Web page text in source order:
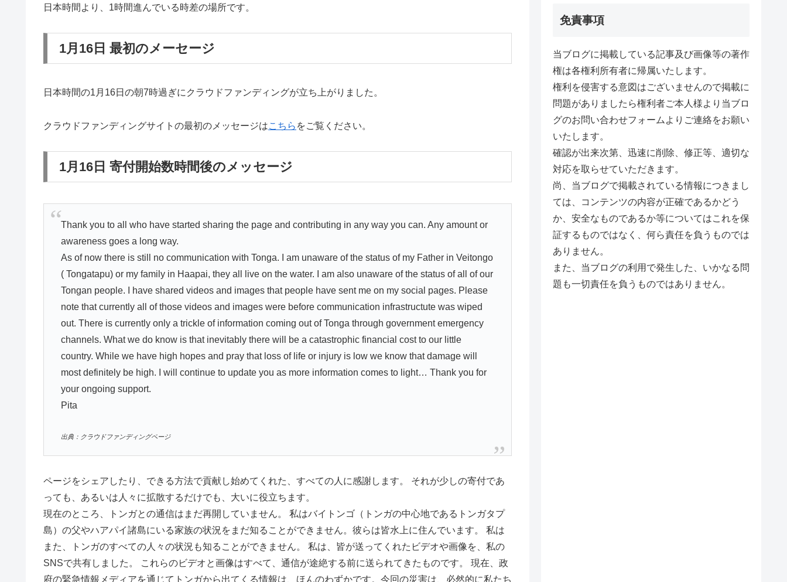
日本時間より、1時間進んでいる時差の場所です。
1月16日 最初のメーセージ
日本時間の1月16日の朝7時過ぎにクラウドファンディングが立ち上がりました。
クラウドファンディングサイトの最初のメッセージはこちら をご覧ください。
1月16日 寄付開始数時間後のメッセージ
Thank you to all who have started sharing the page and contributing in any way you can. Any amount or
awareness goes a long way.
As of now there is still no communication with Tonga. I am unaware of the status of my Father in Veitongo
( Tongatapu) or my family in Haapai, they all live on the water. I am also unaware of the status of all of our
Tongan people. I have shared videos and images that people have sent me on my social pages. Please
note that currently all of those videos and images were before communication infrastructute was wiped
out. There is currently only a trickle of information coming out of Tonga through government emergency
channels. What we do know is that inevitably there will be a catastrophic financial cost to our little
country. While we have high hopes and pray that loss of life or injury is low we know that damage will
most definitely be high. I will continue to update you as more information comes to light… Thank you for
your ongoing support.
Pita
出典：クラウドファンディングページ
ページをシェアしたり、できる方法で貢献し始めてくれた、すべての人に感謝します。 それが少しの寄付であ
っても、あるいは人々に拡散するだけでも、大いに役立ちます。
現在のところ、トンガとの通信はまだ再開していません。 私はバイトンゴ（トンガの中心地であるトンガタプ
島）の父やハアパイ諸島にいる家族の状況をまだ知ることができません。彼らは皆水上に住んでいます。 私は
また、トンガのすべての人々の状況も知ることができません。 私は、皆が送ってくれたビデオや画像を、私の
SNSで共有しました。 これらのビデオと画像はすべて、通信が途絶する前に送られてきたものです。 現在、政
府の緊急情報メディアを通じてトンガから出てくる情報は、ほんのわずかです。今回の災害は、必然的に私たち
免責事項
当ブログに掲載している記事及び画像等の著作
権は各権利所有者に帰属いたします。
権利を侵害する意図はございませんので掲載に
問題がありましたら権利者ご本人様より当ブロ
グのお問い合わせフォームよりご連絡をお願い
いたします。
確認が出来次第、迅速に削除、修正等、適切な
対応を取らせていただきます。
尚、当ブログで掲載されている情報につきまし
ては、コンテンツの内容が正確であるかどう
か、安全なものであるか等についてはこれを保
証するものではなく、何ら責任を負うものでは
ありません。
また、当ブログの利用で発生した、いかなる問
題も一切責任を負うものではありません。